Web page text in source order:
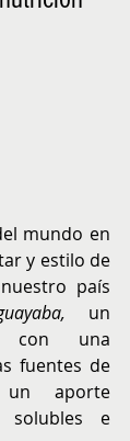
mundo en
y estilo de
un
con una
fuentes de
aporte
solubles e